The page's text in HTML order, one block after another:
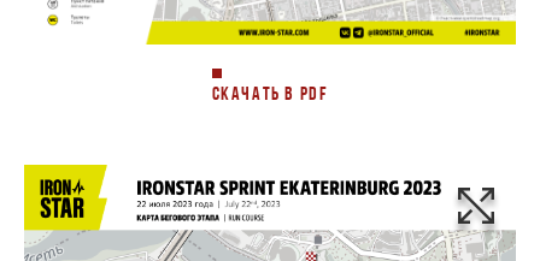
СКАЧАТЬ В PDF